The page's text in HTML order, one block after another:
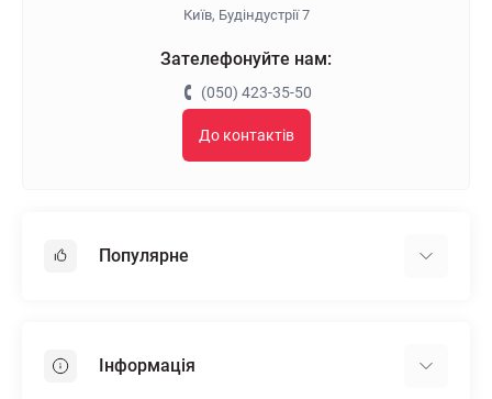
Київ, Будіндустрії 7
Зателефонуйте нам:
(050) 423-35-50
До контактів
Популярне
Пінопласт
Інформація